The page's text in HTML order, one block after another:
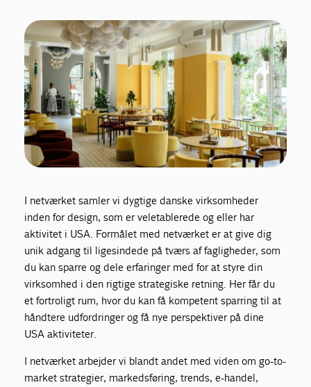
I netværket samler vi dygtige danske virksomheder
inden for design, som er veletablerede og eller har
aktivitet i USA. Formålet med netværket er at give dig
unik adgang til ligesindede på tværs af fagligheder, som
du kan sparre og dele erfaringer med for at styre din
virksomhed i den rigtige strategiske retning. Her får du
et fortroligt rum, hvor du kan få kompetent sparring til at
håndtere udfordringer og få nye perspektiver på dine
USA aktiviteter.
I netværket arbejder vi blandt andet med viden om go-to-
market strategier, markedsføring, trends, e-handel,